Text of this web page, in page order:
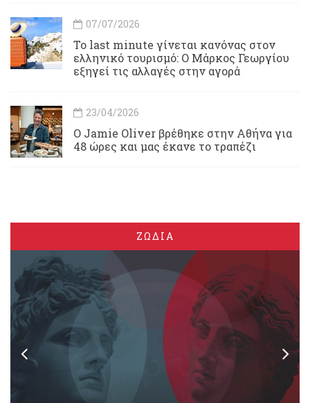
07/07/2026
Το last minute γίνεται κανόνας στον
ελληνικό τουρισμό: Ο Μάρκος Γεωργίου
εξηγεί τις αλλαγές στην αγορά
23/04/2026
Ο Jamie Oliver βρέθηκε στην Αθήνα για
48 ώρες και μας έκανε το τραπέζι
ΖΩΔΙΑ